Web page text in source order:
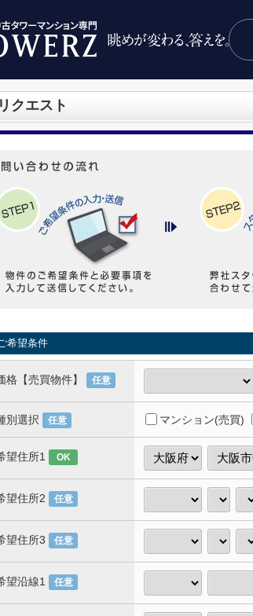
クエスト
希望条件
格【売買物件】 任意
別選択 任意 マンション(売買)
望住所1 OK
望住所2 任意
望住所3 任意
望沿線1 任意